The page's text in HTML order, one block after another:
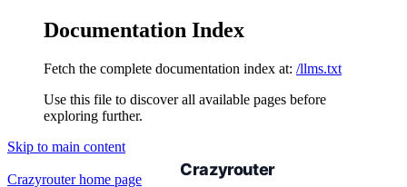
Documentation Index
Fetch the complete documentation index at: /llms.txt
Use this file to discover all available pages before
exploring further.
Skip to main content
Crazyrouterhome page